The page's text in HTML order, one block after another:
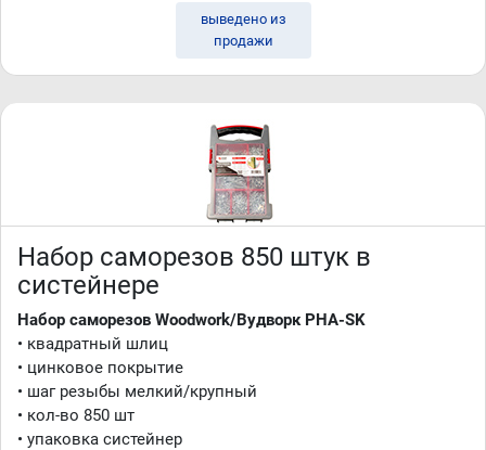
выведено из
продажи
Набор саморезов 850 штук в
систейнере
Набор саморезов Woodwork/Вудворк PHA-SK
• квадратный шлиц
• цинковое покрытие
• шаг резыбы мелкий/крупный
• кол-во 850 шт
• упаковка систейнер